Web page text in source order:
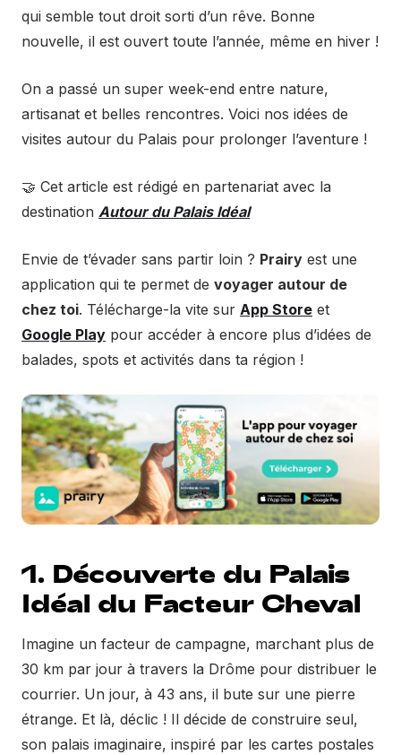
qui semble tout droit sorti d’un rêve. Bonne
nouvelle, il est ouvert toute l’année, même en hiver !
On a passé un super week-end entre nature,
artisanat et belles rencontres. Voici nos idées de
visites autour du Palais pour prolonger l’aventure !
🤝 Cet article est rédigé en partenariat avec la
destination Autour du Palais Idéal
Envie de t’évader sans partir loin ? Prairy est une
application qui te permet de voyager autour de
chez toi. Télécharge-la vite sur App Store et
Google Play pour accéder à encore plus d’idées de
balades, spots et activités dans ta région !
1. Découverte du Palais
Idéal du Facteur Cheval
Imagine un facteur de campagne, marchant plus de
30 km par jour à travers la Drôme pour distribuer le
courrier. Un jour, à 43 ans, il bute sur une pierre
étrange. Et là, déclic ! Il décide de construire seul,
son palais imaginaire, inspiré par les cartes postales